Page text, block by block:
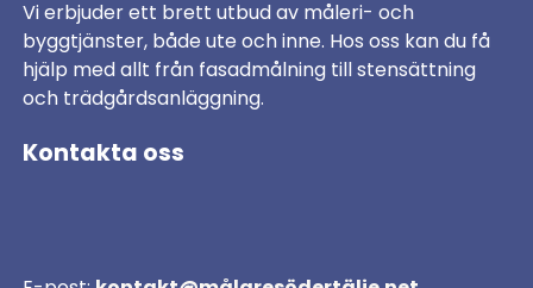
Vi erbjuder ett brett utbud av måleri- och
byggtjänster, både ute och inne. Hos oss kan du få
hjälp med allt från fasadmålning till stensättning
och trädgårdsanläggning.
Kontakta oss